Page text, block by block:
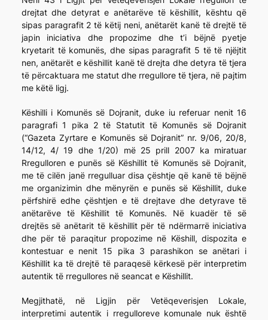
drejtat dhe detyrat e anëtarëve të këshillit, kështu që
sipas paragrafit 2 të këtij neni, anëtarët kanë të drejtë të
japin iniciativa dhe propozime dhe t’i bëjnë pyetje
kryetarit të komunës, dhe sipas paragrafit 5 të të njëjtit
nen, anëtarët e këshillit kanë të drejta dhe detyra të tjera
të përcaktuara me statut dhe rregullore të tjera, në pajtim
me këtë ligj.
Këshilli i Komunës së Dojranit, duke iu referuar nenit 16
paragrafi 1 pika 2 të Statutit të Komunës së Dojranit
(“Gazeta Zyrtare e Komunës së Dojranit” nr. 9/06, 20/8,
14/12, 4/ 19 dhe 1/20) më 25 prill 2007 ka miratuar
Rregulloren e punës së Këshillit të Komunës së Dojranit,
me të cilën janë rregulluar disa çështje që kanë të bëjnë
me organizimin dhe mënyrën e punës së Këshillit, duke
përfshirë edhe çështjen e të drejtave dhe detyrave të
anëtarëve të Këshillit të Komunës. Në kuadër të së
drejtës së anëtarit të këshillit për të ndërmarrë iniciativa
dhe për të paraqitur propozime në Këshill, dispozita e
kontestuar e nenit 15 pika 3 parashikon se anëtari i
Këshillit ka të drejtë të paraqesë kërkesë për interpretim
autentik të rregullores në seancat e Këshillit.
Megjithatë, në Ligjin për Vetëqeverisjen Lokale,
interpretimi autentik i rregulloreve komunale nuk është